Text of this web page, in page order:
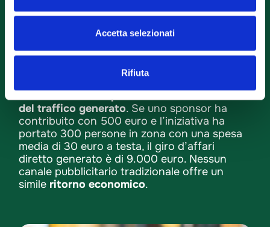
Accetta selezionati
Rifiuta
l’engagement digitale dell’iniziativa
(condivisioni, menzioni, foto e geotag), e
disponibile.
del traffico generato. Se uno sponsor ha
contribuito con 500 euro e l’iniziativa ha
portato 300 persone in zona con una spesa
media di 30 euro a testa, il giro d’affari
diretto generato è di 9.000 euro. Nessun
canale pubblicitario tradizionale offre un
simile ritorno economico.